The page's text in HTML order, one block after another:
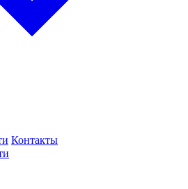
Контакты